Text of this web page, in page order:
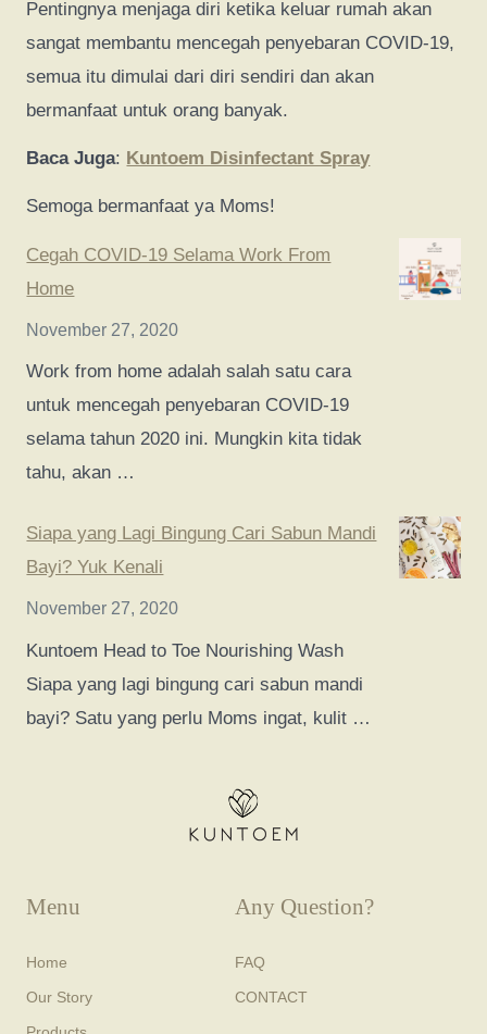
Pentingnya menjaga diri ketika keluar rumah akan
sangat membantu mencegah penyebaran COVID-19,
semua itu dimulai dari diri sendiri dan akan
bermanfaat untuk orang banyak.
Baca Juga: Kuntoem Disinfectant Spray
Semoga bermanfaat ya Moms!
Cegah COVID-19 Selama Work From
Home
November 27, 2020
Work from home adalah salah satu cara
untuk mencegah penyebaran COVID-19
selama tahun 2020 ini. Mungkin kita tidak
tahu, akan …
Siapa yang Lagi Bingung Cari Sabun Mandi
Bayi? Yuk Kenali
November 27, 2020
Kuntoem Head to Toe Nourishing Wash
Siapa yang lagi bingung cari sabun mandi
bayi? Satu yang perlu Moms ingat, kulit …
Menu
Home
Our Story
Any Question?
FAQ
CONTACT